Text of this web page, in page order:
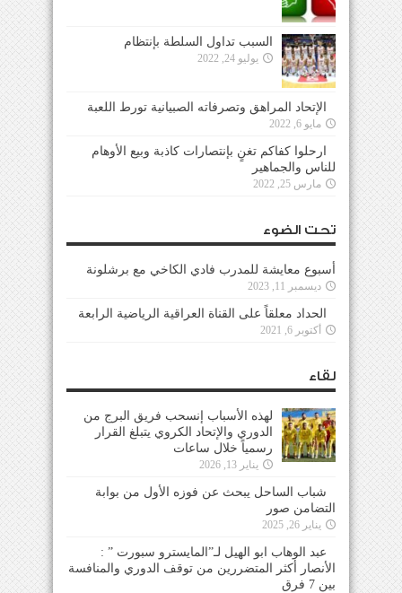
السبب تداول السلطة بإنتظام
يوليو 24, 2022
الإتحاد المراهق وتصرفاته الصبيانية تورط اللعبة
مايو 6, 2022
ارحلوا كفاكم تغنٍ بإنتصارات كاذبة وبيع الأوهام
للناس والجماهير
مارس 25, 2022
تحت الضوء
أسبوع معايشة للمدرب فادي الكاخي مع برشلونة
ديسمبر 11, 2023
الحداد معلقاً على القناة العراقية الرياضية الرابعة
أكتوبر 6, 2021
لقاء
لهذه الأسباب إنسحب فريق البرج من
الدوري والإتحاد الكروي يتبلغ القرار
رسمياً خلال ساعات
يناير 13, 2026
شباب الساحل يبحث عن فوزه الأول من بوابة
التضامن صور
يناير 26, 2025
عبد الوهاب ابو الهيل لـ”المايسترو سبورت ” :
الأنصار أكثر المتضررين من توقف الدوري والمنافسة
بين 7 فرق